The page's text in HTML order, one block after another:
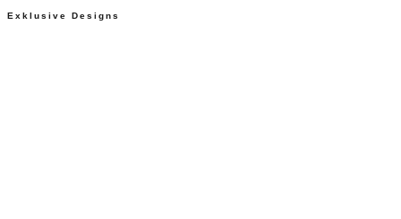
Exklusive Designs